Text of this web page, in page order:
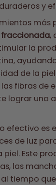
y
más
,
la
de la
fibras de
lograr una
efectivo es
de luz
piel. Este
las
tiempo